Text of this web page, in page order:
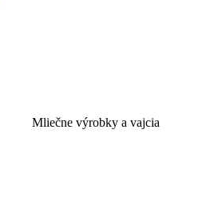
Mliečne výrobky a vajcia